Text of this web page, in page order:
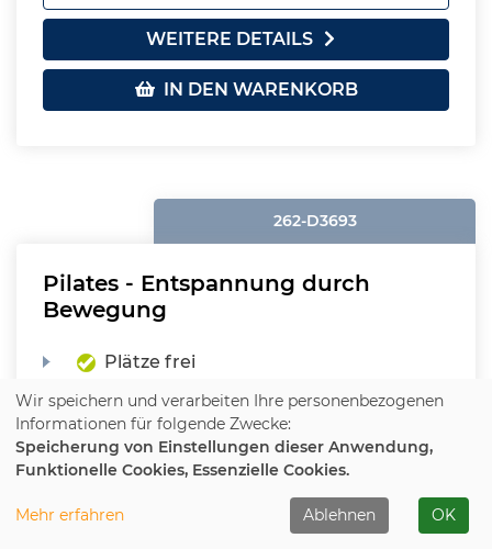
WEITERE DETAILS
IN DEN WARENKORB
262-D3693
Pilates - Entspannung durch
Bewegung
Plätze frei
Beginn:Mi., 09.09.2026, 16:45 - 17:45 Uhr
Ort:Horn, Burgscheune, Mehrzweckraum
Wir speichern und verarbeiten Ihre personenbezogenen
Informationen für folgende Zwecke:
Speicherung von Einstellungen dieser Anwendung,
Funktionelle Cookies, Essenzielle Cookies.
Mehr erfahren Ablehnen OK